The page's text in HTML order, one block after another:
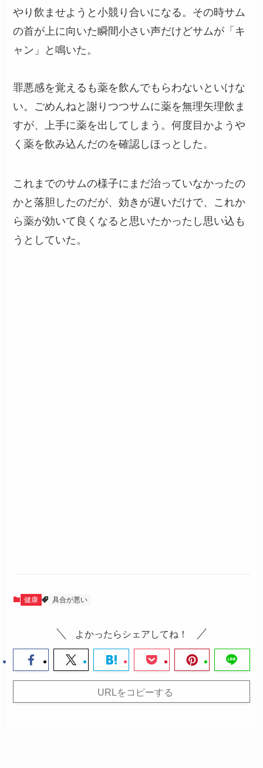
やり飲ませようと小競り合いになる。その時サム
の首が上に向いた瞬間小さい声だけどサムが「キ
ャン」と鳴いた。
罪悪感を覚えるも薬を飲んでもらわないといけな
い。ごめんねと謝りつつサムに薬を無理矢理飲ま
すが、上手に薬を出してしまう。何度目かようや
く薬を飲み込んだのを確認しほっとした。
これまでのサムの様子にまだ治っていなかったの
かと落胆したのだが、効きが遅いだけで、これか
ら薬が効いて良くなると思いたかったし思い込も
うとしていた。
健康 具合が悪い
よかったらシェアしてね！
URLをコピーする